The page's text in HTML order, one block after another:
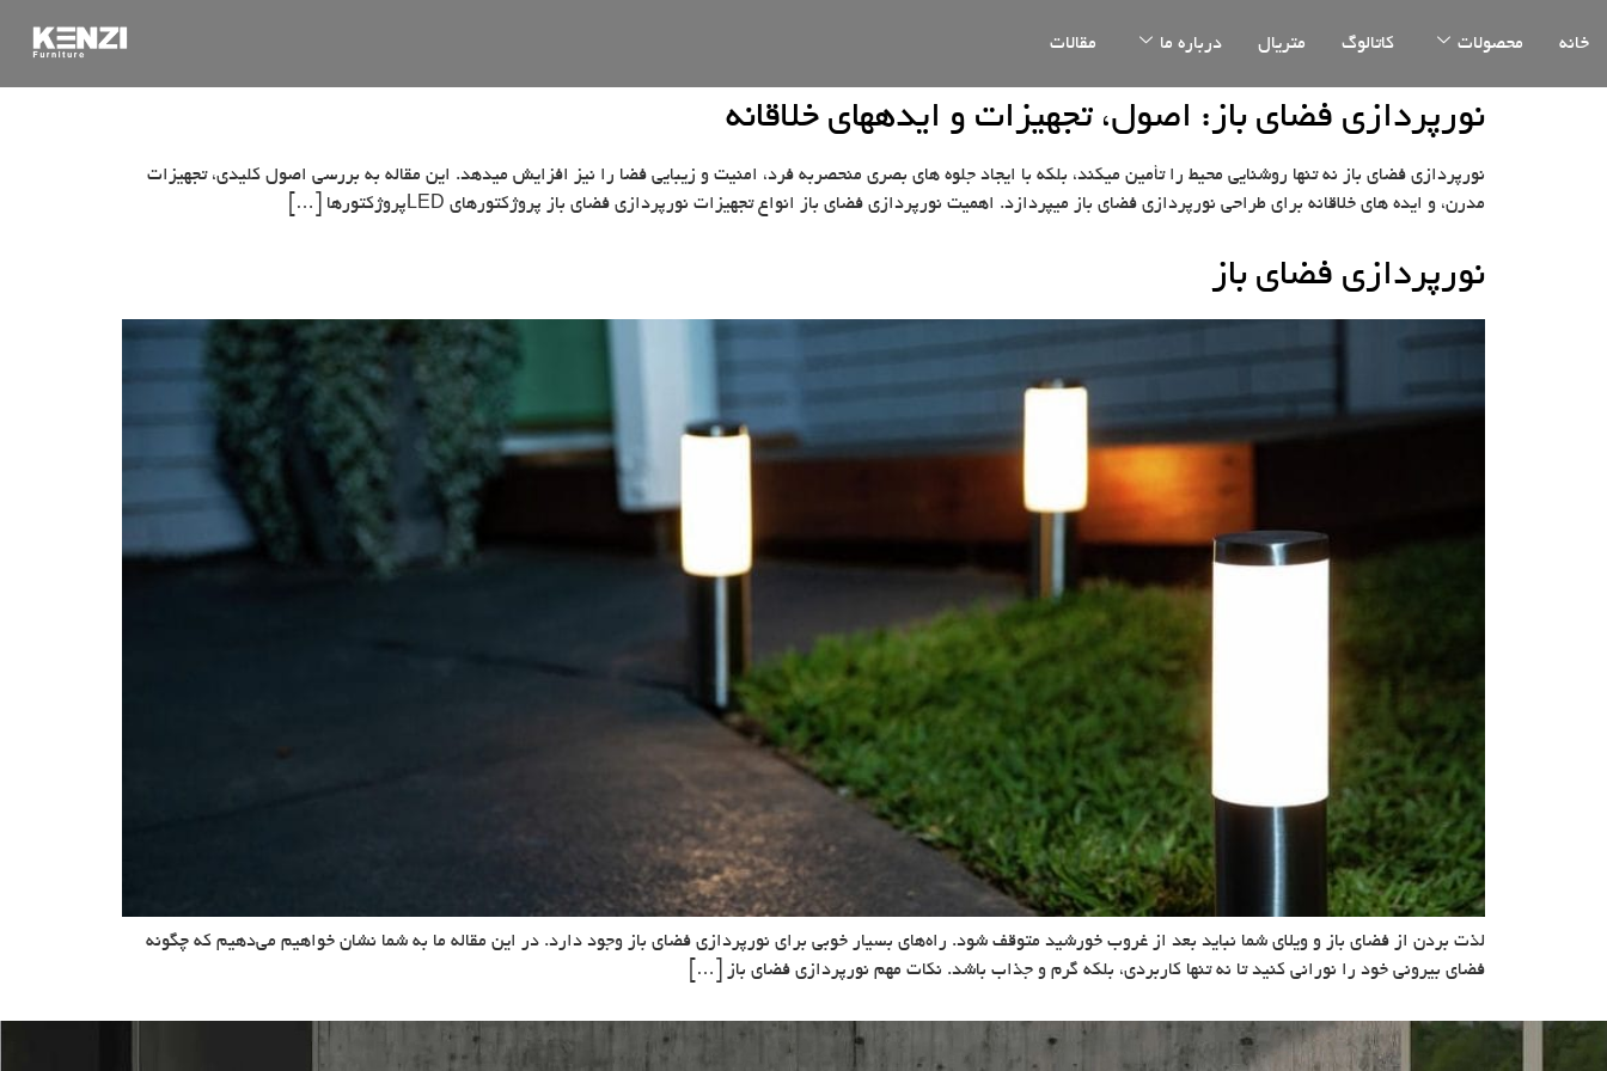
خانه محصولات کاتالوگ متریال درباره ما مقالات
نورپردازی فضای باز: اصول، تجهیزات و ایدههای خلاقانه
نورپردازی فضای باز نه تنها روشنایی محیط را تأمین میکند، بلکه با ایجاد جلوه های بصری منحصربه فرد، امنیت و زیبایی فضا را نیز افزایش میدهد. این مقاله به بررسی اصول کلیدی، تجهیزات
مدرن، و ایده های خلاقانه برای طراحی نورپردازی فضای باز میپردازد. اهمیت نورپردازی فضای باز انواع تجهیزات نورپردازی فضای باز پروژکتورهای LEDپروژکتورها […]
نورپردازی فضای باز
لذت بردن از فضای باز و ویلای شما نباید بعد از غروب خورشید متوقف شود. راه‌های بسیار خوبی برای نورپردازی فضای باز وجود دارد. در این مقاله ما به شما نشان خواهیم می‌دهیم که چگونه
فضای بیرونی خود را نورانی کنید تا نه تنها کاربردی، بلکه گرم و جذاب باشد. نکات مهم نورپردازی فضای باز […]